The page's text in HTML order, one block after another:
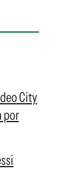
City
por